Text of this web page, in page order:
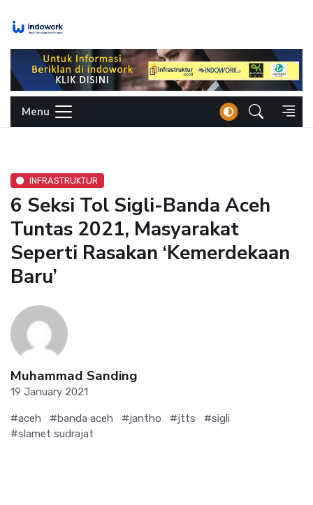
Menu
INFRASTRUKTUR
6 Seksi Tol Sigli-Banda Aceh
Tuntas 2021, Masyarakat
Seperti Rasakan ‘Kemerdekaan
Baru’
Muhammad Sanding
19 January 2021
#aceh #banda aceh #jantho #jtts
#sigli
#slamet sudrajat